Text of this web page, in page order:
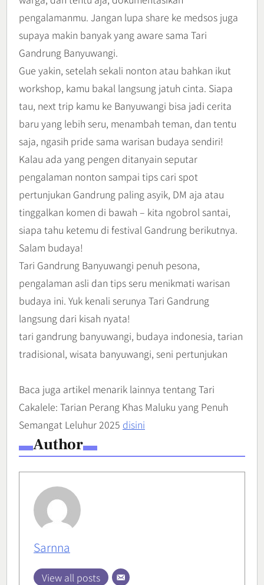
pengalamanmu. Jangan lupa share ke medsos juga
supaya makin banyak yang aware sama Tari
Gandrung Banyuwangi.
Gue yakin, setelah sekali nonton atau bahkan ikut
workshop, kamu bakal langsung jatuh cinta. Siapa
tau, next trip kamu ke Banyuwangi bisa jadi cerita
baru yang lebih seru, menambah teman, dan tentu
saja, ngasih pride sama warisan budaya sendiri!
Kalau ada yang pengen ditanyain seputar
pengalaman nonton sampai tips cari spot
pertunjukan Gandrung paling asyik, DM aja atau
tinggalkan komen di bawah – kita ngobrol santai,
siapa tahu ketemu di festival Gandrung berikutnya.
Salam budaya!
Tari Gandrung Banyuwangi penuh pesona,
pengalaman asli dan tips seru menikmati warisan
budaya ini. Yuk kenali serunya Tari Gandrung
langsung dari kisah nyata!
tari gandrung banyuwangi, budaya indonesia, tarian
tradisional, wisata banyuwangi, seni pertunjukan
Baca juga artikel menarik lainnya tentang Tari
Cakalele: Tarian Perang Khas Maluku yang Penuh
Semangat Leluhur 2025 disini
Author
Sarnna
View all posts